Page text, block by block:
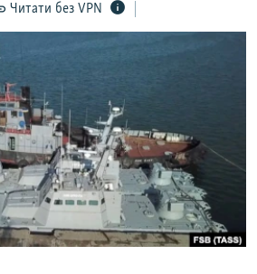
КРИМУ
Читати без VPN